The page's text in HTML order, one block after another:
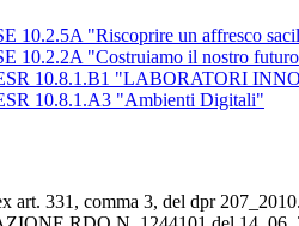
10.2.5A "Riscoprire un affresco
10.2.2A "Costruiamo il nostro
10.8.1.B1 "LABORATORI
10.8.1.A3 "Ambienti Digitali"
art. 331, comma 3, del dpr